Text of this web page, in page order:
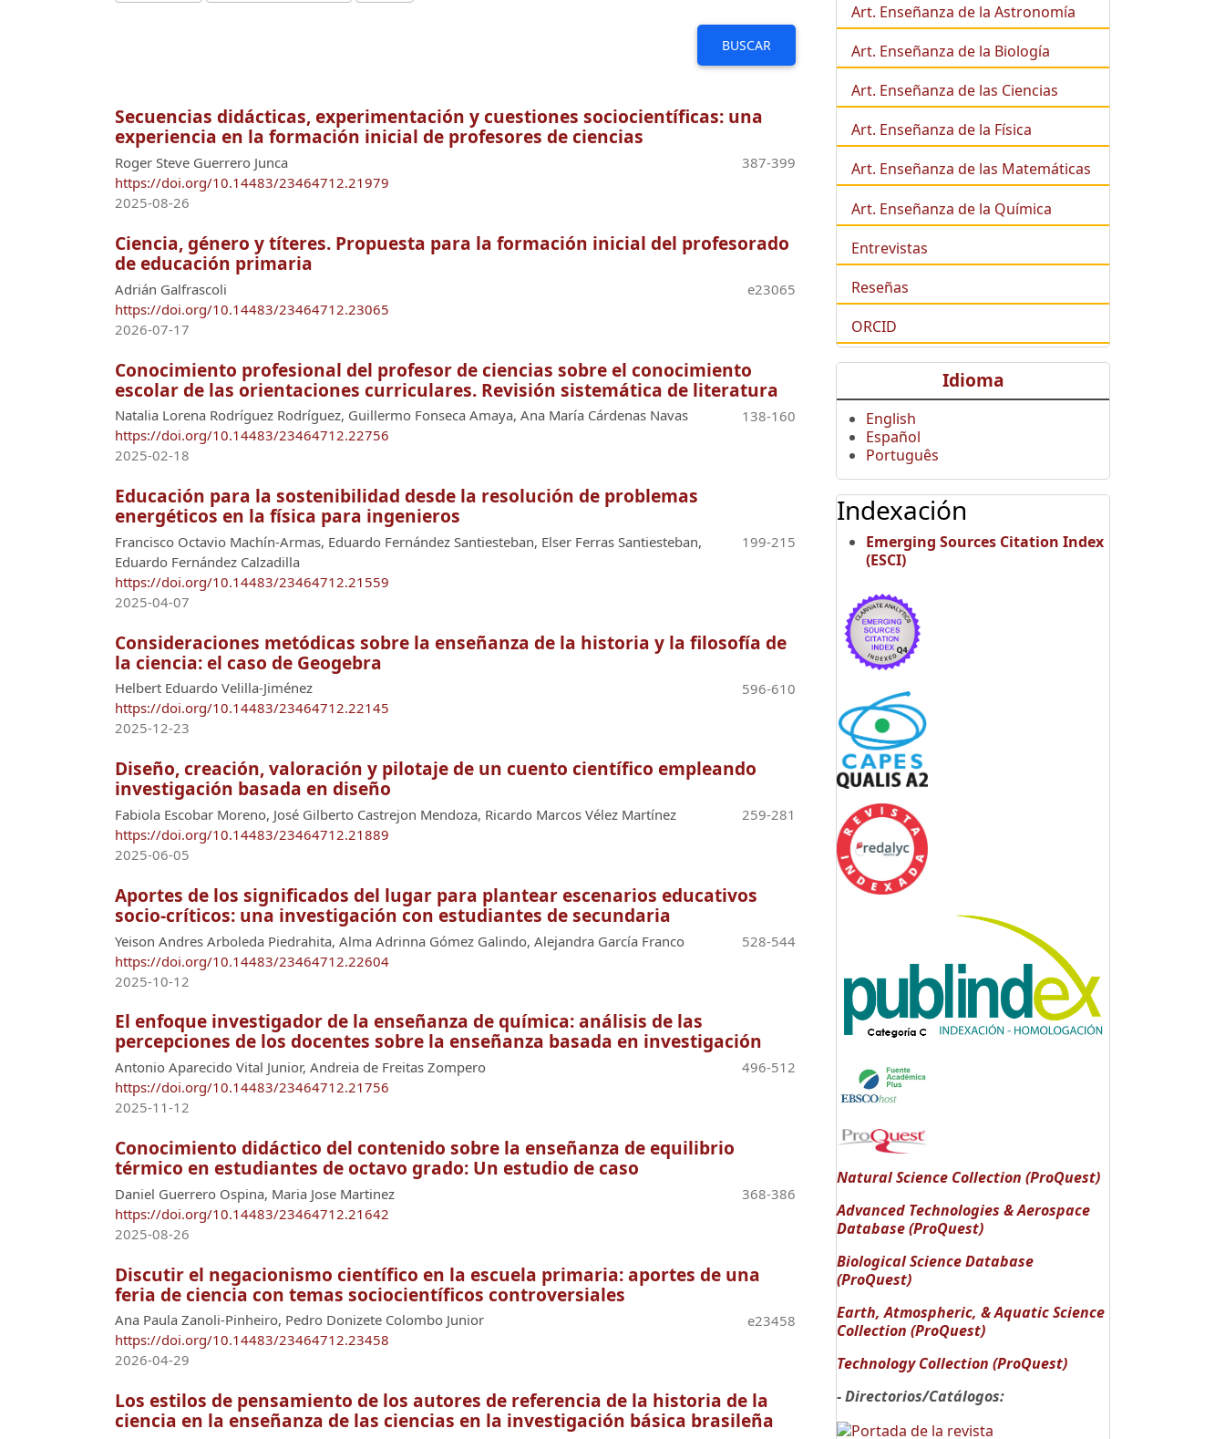
BUSCAR
Secuencias didácticas, experimentación y cuestiones sociocientíficas: una
experiencia en la formación inicial de profesores de ciencias
Roger Steve Guerrero Junca
https://doi.org/10.14483/23464712.21979
387-399
2025-08-26
Ciencia, género y títeres. Propuesta para la formación inicial del profesorado
de educación primaria
Adrián Galfrascoli
https://doi.org/10.14483/23464712.23065
e23065
2026-07-17
Conocimiento profesional del profesor de ciencias sobre el conocimiento
escolar de las orientaciones curriculares. Revisión sistemática de literatura
Natalia Lorena Rodríguez Rodríguez, Guillermo Fonseca Amaya, Ana María Cárdenas Navas
https://doi.org/10.14483/23464712.22756
138-160
2025-02-18
Educación para la sostenibilidad desde la resolución de problemas
energéticos en la física para ingenieros
Francisco Octavio Machín-Armas, Eduardo Fernández Santiesteban, Elser Ferras Santiesteban,
Eduardo Fernández Calzadilla
https://doi.org/10.14483/23464712.21559
199-215
2025-04-07
Consideraciones metódicas sobre la enseñanza de la historia y la filosofía de
la ciencia: el caso de Geogebra
Helbert Eduardo Velilla-Jiménez
https://doi.org/10.14483/23464712.22145
596-610
2025-12-23
Diseño, creación, valoración y pilotaje de un cuento científico empleando
investigación basada en diseño
Fabiola Escobar Moreno, José Gilberto Castrejon Mendoza, Ricardo Marcos Vélez Martínez
https://doi.org/10.14483/23464712.21889
259-281
2025-06-05
Aportes de los significados del lugar para plantear escenarios educativos
socio-críticos: una investigación con estudiantes de secundaria
Yeison Andres Arboleda Piedrahita, Alma Adrinna Gómez Galindo, Alejandra García Franco
https://doi.org/10.14483/23464712.22604
528-544
2025-10-12
El enfoque investigador de la enseñanza de química: análisis de las
percepciones de los docentes sobre la enseñanza basada en investigación
Antonio Aparecido Vital Junior, Andreia de Freitas Zompero
https://doi.org/10.14483/23464712.21756
496-512
2025-11-12
Conocimiento didáctico del contenido sobre la enseñanza de equilibrio
térmico en estudiantes de octavo grado: Un estudio de caso
Daniel Guerrero Ospina, Maria Jose Martinez
https://doi.org/10.14483/23464712.21642
368-386
2025-08-26
Discutir el negacionismo científico en la escuela primaria: aportes de una
feria de ciencia con temas sociocientíficos controversiales
Ana Paula Zanoli-Pinheiro, Pedro Donizete Colombo Junior
https://doi.org/10.14483/23464712.23458
e23458
2026-04-29
Los estilos de pensamiento de los autores de referencia de la historia de la
ciencia en la enseñanza de las ciencias en la investigación básica brasileña
Art. Enseñanza de la Astronomía
Art. Enseñanza de la Biología
Art. Enseñanza de las Ciencias
Art. Enseñanza de la Física
Art. Enseñanza de las Matemáticas
Art. Enseñanza de la Química
Entrevistas
Reseñas
ORCID
Idioma
English
Español
Português
Indexación
Emerging Sources Citation Index
(ESCI)
Natural Science Collection (ProQuest)
Advanced Technologies & Aerospace
Database (ProQuest)
Biological Science Database
(ProQuest)
Earth, Atmospheric, & Aquatic Science
Collection (ProQuest)
Technology Collection (ProQuest)
- Directorios/Catálogos: